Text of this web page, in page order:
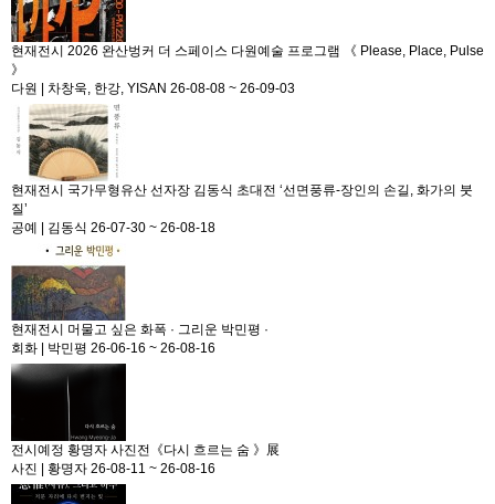
현재전시 2026 완산벙커 더 스페이스 다원예술 프로그램 《 Please, Place, Pulse
》
다원
차창욱, 한강, YISAN 26-08-08 ~ 26-09-03
현재전시
국가무형유산 선자장 김동식 초대전 ‘선면풍류-장인의 손길, 화가의 붓
질’
공예
김동식 26-07-30 ~ 26-08-18
현재전시
머물고 싶은 화폭 · 그리운 박민평 ·
회화
박민평 26-06-16 ~ 26-08-16
전시예정 황명자 사진전《다시 흐르는 숨 》展
사진
황명자 26-08-11 ~ 26-08-16